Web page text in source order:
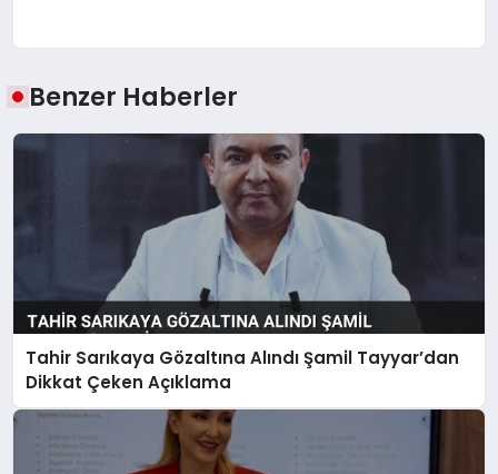
Benzer Haberler
Tahir Sarıkaya Gözaltına Alındı Şamil Tayyar’dan
Dikkat Çeken Açıklama